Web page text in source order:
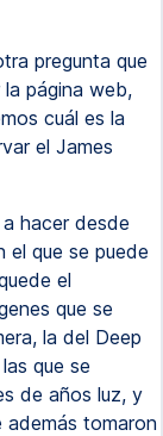
pregunta que
página web,
cuál es la
el James
hacer desde
el que se puede
el
que se
la del Deep
que se
de años luz, y
además tomaron